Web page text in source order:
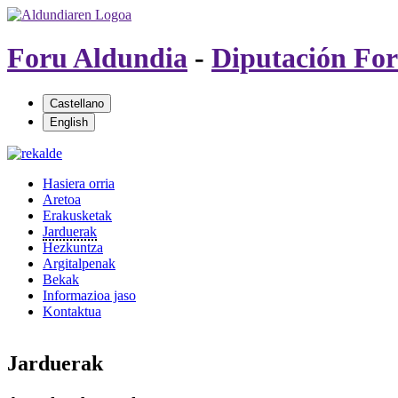
Foru Aldundia - Diputación
Hasiera orria
Aretoa
Erakusketak
Jarduerak
Hezkuntza
Argitalpenak
Bekak
Informazioa jaso
Kontaktua
Jarduerak